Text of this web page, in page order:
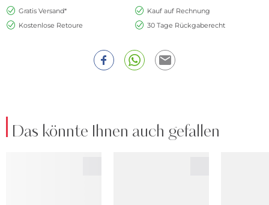
Gratis Versand*
Kauf auf Rechnung
Kostenlose Retoure
30 Tage Rückgaberecht
Das könnte Ihnen auch gefallen